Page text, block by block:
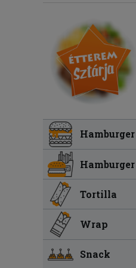
Hamburger
Tortilla
Wrap
Snack